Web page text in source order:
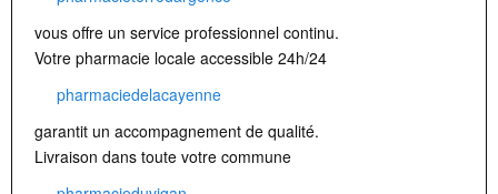
vous offre un service professionnel continu.
Votre pharmacie locale accessible 24h/24
pharmaciedelacayenne
garantit un accompagnement de qualité.
Livraison dans toute votre commune